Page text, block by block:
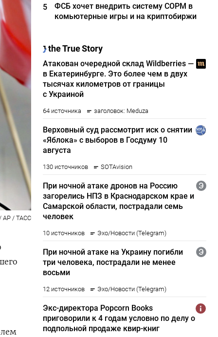
AP / ТАСС
5
ФСБ хочет внедрить систему СОРМ в
комьютерные игры и на криптобиржи